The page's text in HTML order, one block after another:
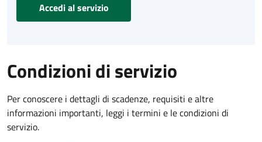
Accedi al servizio
Condizioni di servizio
Per conoscere i dettagli di scadenze, requisiti e altre
informazioni importanti, leggi i termini e le condizioni di
servizio.